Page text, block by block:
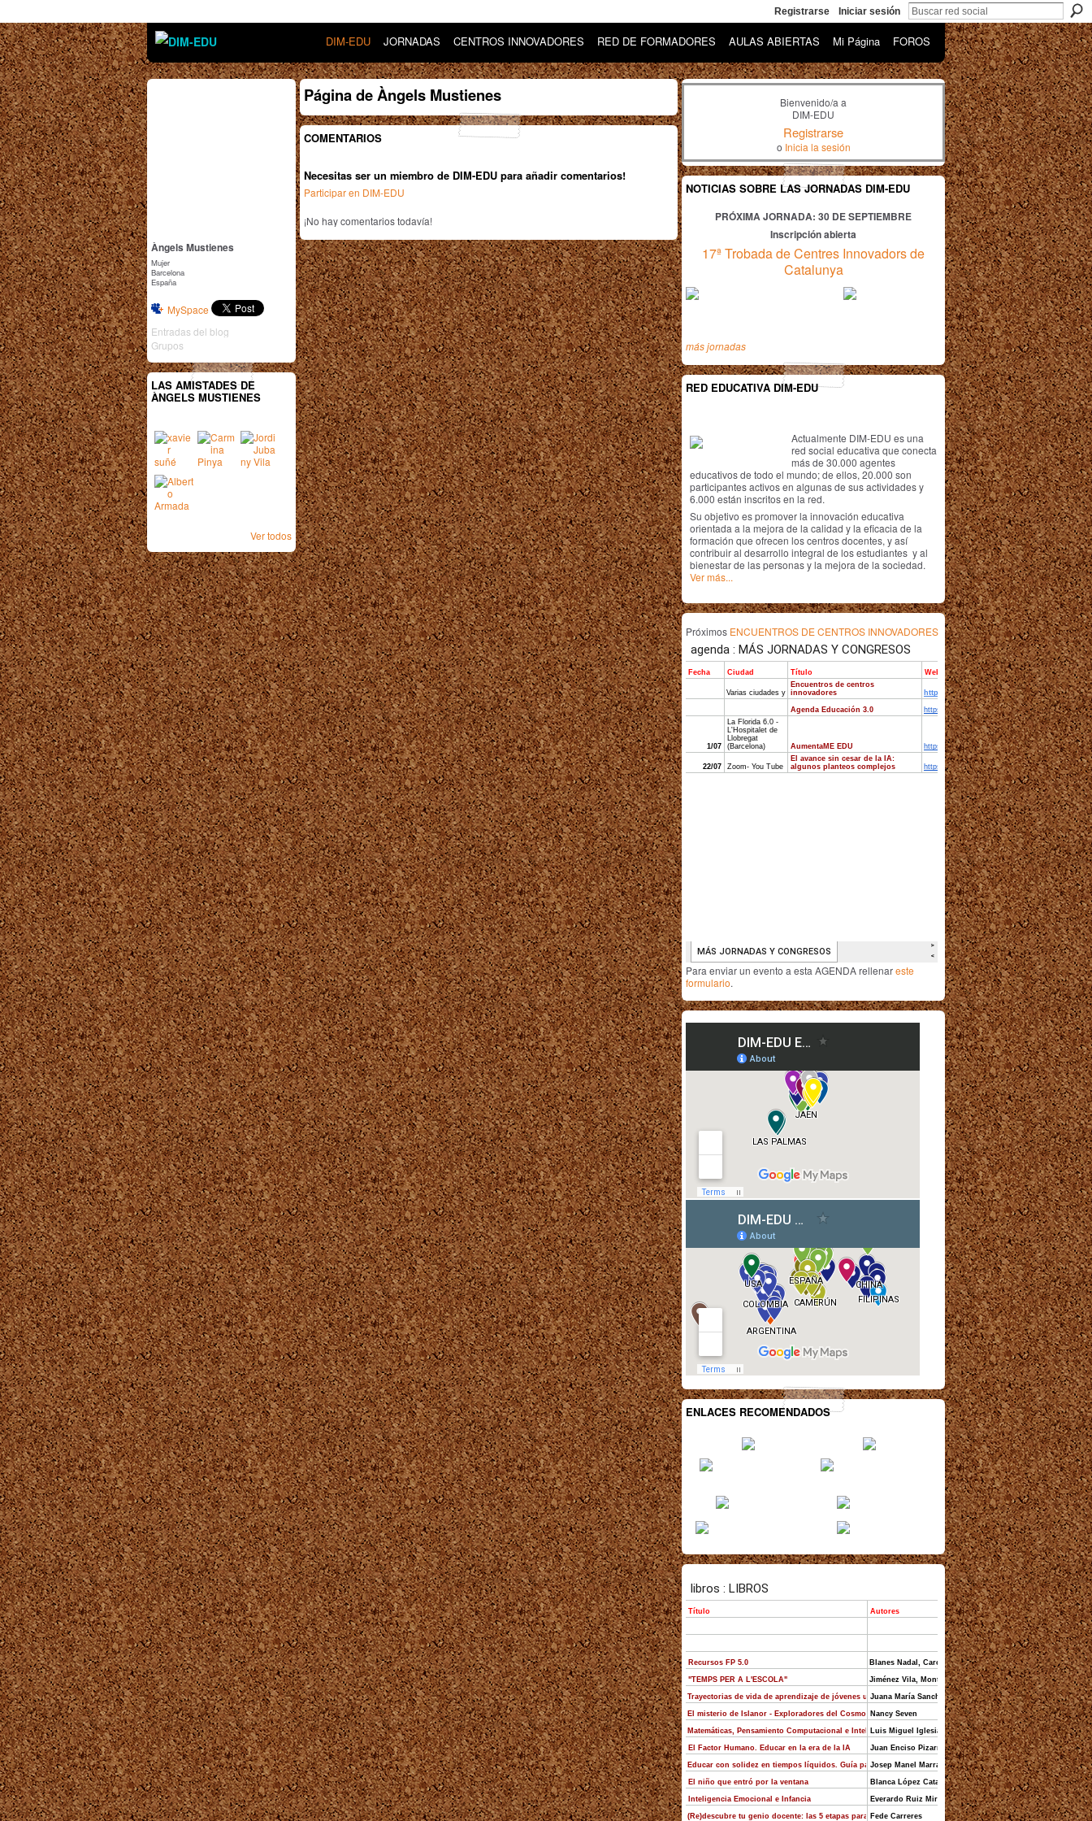
Registrarse Iniciar sesión
DIM-EDU JORNADAS CENTROS INNOVADORES RED DE FORMADORES AULAS ABIERTAS Mi Página FOROS
Àngels Mustienes
Mujer
Barcelona
España
MySpace
Entradas del blog
Grupos
LAS AMISTADES DE
ÀNGELS MUSTIENES
Ver todos
Página de Àngels Mustienes
COMENTARIOS
Necesitas ser un miembro de DIM-EDU para añadir comentarios!
Participar en DIM-EDU
¡No hay comentarios todavía!
Bienvenido/a a
DIM-EDU
Registrarse
o Inicia la sesión
NOTICIAS SOBRE LAS JORNADAS DIM-EDU
PRÓXIMA JORNADA: 30 DE SEPTIEMBRE
Inscripción abierta
17ª Trobada de Centres Innovadors de
Catalunya
más jornadas
RED EDUCATIVA DIM-EDU
Actualmente DIM-EDU es una
red social educativa que conecta
más de 30.000 agentes
educativos de todo el mundo; de ellos, 20.000 son
participantes activos en algunas de sus actividades y
6.000 están inscritos en la red.
Su objetivo es promover la innovación educativa
orientada a la mejora de la calidad y la eficacia de la
formación que ofrecen los centros docentes, y así
contribuir al desarrollo integral de los estudiantes y al
bienestar de las personas y la mejora de la sociedad.
Ver más...
Próximos ENCUENTROS DE CENTROS INNOVADORES
Para enviar un evento a esta AGENDA rellenareste
formulario.
ENLACES RECOMENDADOS